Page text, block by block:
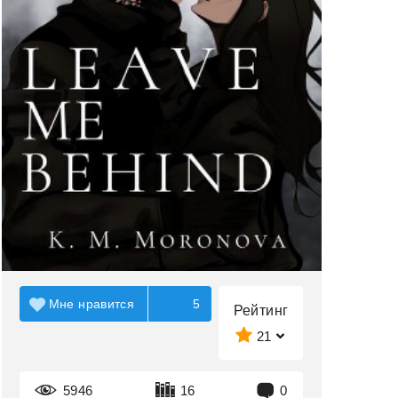
Рейтинг
21
5946 16 0
Мне нравится 5